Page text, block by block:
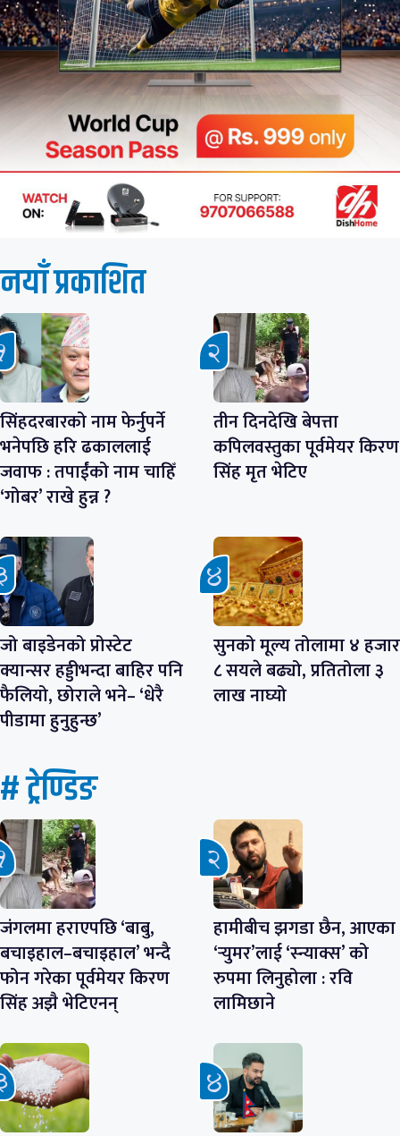
नयाँ प्रकाशित
सिंहदरबारको नाम फेर्नुपर्ने
भनेपछि हरि ढकाललाई
जवाफ : तपाईंको नाम चाहिँ
‘गोबर’ राखे हुन्न ?
तीन दिनदेखि बेपत्ता
कपिलवस्तुका पूर्वमेयर किरण
सिंह मृत भेटिए
जो बाइडेनको प्रोस्टेट
क्यान्सर हड्डीभन्दा बाहिर पनि
फैलियो, छोराले भने– ‘धेरै
पीडामा हुनुहुन्छ’
सुनको मूल्य तोलामा ४ हजार
८ सयले बढ्यो, प्रतितोला ३
लाख नाघ्यो
# ट्रेण्डिङ
जंगलमा हराएपछि ‘बाबु,
बचाइहाल–बचाइहाल’ भन्दै
फोन गरेका पूर्वमेयर किरण
सिंह अझै भेटिएनन्
हामीबीच झगडा छैन, आएका
‘र्‍युमर’लाई ‘स्न्याक्स’ को
रुपमा लिनुहोला : रवि
लामिछाने